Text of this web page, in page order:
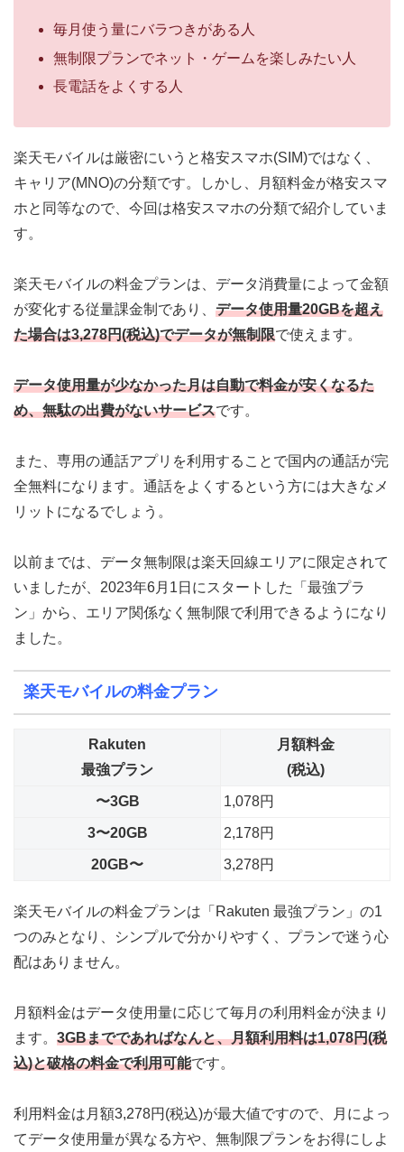
毎月使う量にバラつきがある人
無制限プランでネット・ゲームを楽しみたい人
長電話をよくする人
楽天モバイルは厳密にいうと格安スマホ(SIM)ではなく、
キャリア(MNO)の分類です。しかし、月額料金が格安スマ
ホと同等なので、今回は格安スマホの分類で紹介していま
す。
楽天モバイルの料金プランは、データ消費量によって金額
が変化する従量課金制であり、 データ使用量20GBを超え
た場合は3,278円(税込)でデータが無制限で使えます。
データ使用量が少なかった月は自動で料金が安くなるた
め、無駄の出費がないサービスです。
また、専用の通話アプリを利用することで国内の通話が完
全無料になります。通話をよくするという方には大きなメ
リットになるでしょう。
以前までは、データ無制限は楽天回線エリアに限定されて
いましたが、2023年6月1日にスタートした「最強プラ
ン」から、 エリア関係なく無制限で利用できるようになり
ました 。
楽天モバイルの料金プラン
Rakuten
最強プラン
月額料金
(税込)
〜3GB 1,078円
3〜20GB 2,178円
20GB〜 3,278円
楽天モバイルの料金プランは「Rakuten 最強プラン」の1
つのみとなり、シンプルで分かりやすく、プランで迷う心
配はありません。
月額料金はデータ使用量に応じて毎月の利用料金が決まり
ます。 3GBまでであればなんと、月額利用料は1,078円(税
込)と破格の料金で利用可能です。
利用料金は月額3,278円(税込)が最大値ですので、月によっ
てデータ使用量が異なる方や、無制限プランをお得にしよ